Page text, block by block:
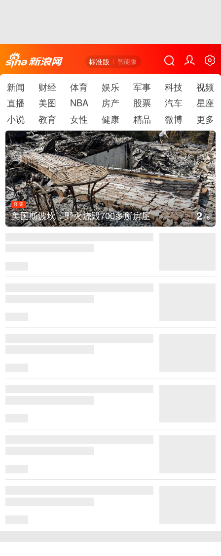
标准版 智能版
新闻 财经 体育 娱乐 军事 科技
视频
直播
美图 NBA 房产 股票 汽车
星座
小说
教育 女性 健康 精品 微博 更多
图集
美国斯波坎：野火烧毁700多所房屋 3/6